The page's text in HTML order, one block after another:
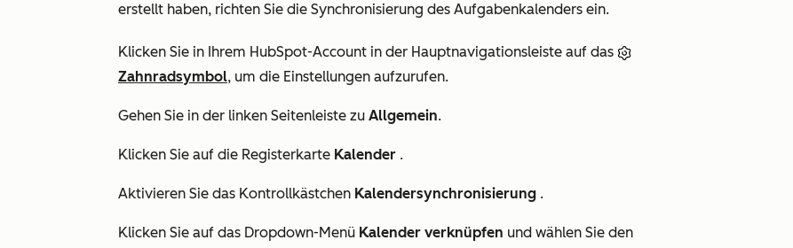
erstellt haben, richten Sie die Synchronisierung des Aufgabenkalenders ein.
Klicken Sie in Ihrem HubSpot-Account in der Hauptnavigationsleiste auf das
Zahnradsymbol, um die Einstellungen aufzurufen.
Gehen Sie in der linken Seitenleiste zu Allgemein.
Klicken Sie auf die Registerkarte Kalender .
Aktivieren Sie das Kontrollkästchen Kalendersynchronisierung .
Klicken Sie auf das Dropdown-Menü Kalender verknüpfen und wählen Sie den